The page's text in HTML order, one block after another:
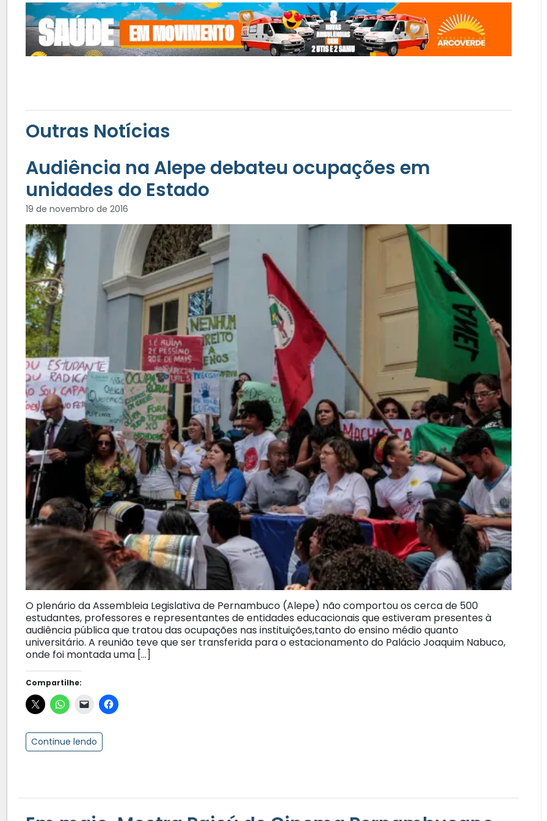
Outras Notícias
Audiência na Alepe debateu ocupações em
unidades do Estado
19 de novembro de 2016
O plenário da Assembleia Legislativa de Pernambuco (Alepe) não comportou os cerca de 500
estudantes, professores e representantes de entidades educacionais que estiveram presentes à
audiência pública que tratou das ocupações nas instituições,tanto do ensino médio quanto
universitário. A reunião teve que ser transferida para o estacionamento do Palácio Joaquim Nabuco,
onde foi montada uma […]
Compartilhe:
Continue lendo